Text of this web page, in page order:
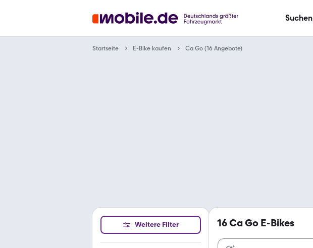
Suchen
Startseite E-Bike kaufen Ca Go (16 Angebote)
Weitere Filter 16Ca Go E-Bikes